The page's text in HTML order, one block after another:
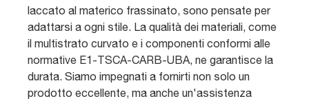
laccato al materico frassinato, sono pensate per
adattarsi a ogni stile. La qualità dei materiali, come
il multistrato curvato e i componenti conformi alle
normative E1-TSCA-CARB-UBA, ne garantisce la
durata. Siamo impegnati a fornirti non solo un
prodotto eccellente, ma anche un'assistenza